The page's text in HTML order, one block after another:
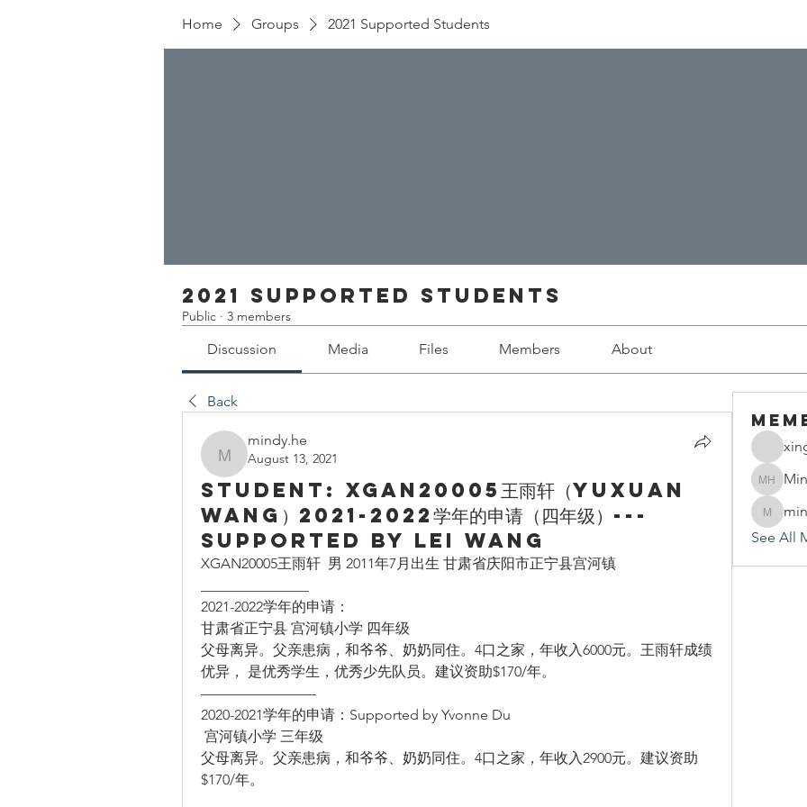
Home Groups 2021 Supported Students
2021 Supported Students
Public · 3 members
Discussion Media Files Members About
Back
mindy.he
mindy.he
August 13, 2021
Student: XGAN20005王雨轩（Yuxuan
Wang）2021-2022学年的申请（四年级）---
Supported by Lei Wang
XGAN20005王雨轩  男 2011年7月出生 甘肃省庆阳市正宁县宫河镇
2021-2022学年的申请：
甘肃省正宁县 宫河镇小学 四年级
父母离异。父亲患病，和爷爷、奶奶同住。4口之家，年收入6000元。王雨轩成绩
优异， 是优秀学生，优秀少先队员。建议资助$170/年。
————————
2020-2021学年的申请：Supported by Yvonne Du
宫河镇小学 三年级
父母离异。父亲患病，和爷爷、奶奶同住。4口之家，年收入2900元。建议资助
$170/年。
Mindy
See All